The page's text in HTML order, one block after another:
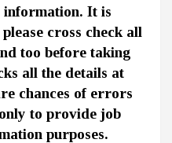
It is
cross check all
too before taking
all the details at
chances of errors
to provide job
purposes.